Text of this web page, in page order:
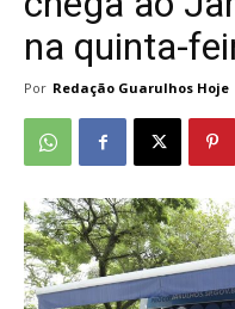
na quinta-
Por Redação Guarulhos Hoje